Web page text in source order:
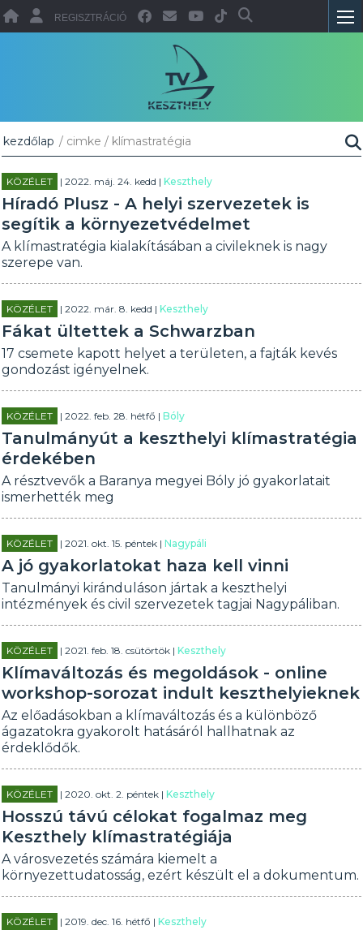
REGISZTRÁCIÓ
kezdőlap / cimke / klímastratégia
KÖZÉLET | 2022. máj. 24. kedd |Keszthely
Híradó Plusz - A helyi szervezetek is
segítik a környezetvédelmet
A klímastratégia kialakításában a civileknek is nagy
szerepe van.
KÖZÉLET | 2022. már. 8. kedd |Keszthely
Fákat ültettek a Schwarzban
17 csemete kapott helyet a területen, a fajták kevés
gondozást igényelnek.
KÖZÉLET | 2022. feb. 28. hétfő |Bóly
Tanulmányút a keszthelyi klímastratégia
érdekében
A résztvevők a Baranya megyei Bóly jó gyakorlatait
ismerhették meg
KÖZÉLET | 2021. okt. 15. péntek |Nagypáli
A jó gyakorlatokat haza kell vinni
Tanulmányi kiránduláson jártak a keszthelyi
intézmények és civil szervezetek tagjai Nagypáliban.
KÖZÉLET | 2021. feb. 18. csütörtök |Keszthely
Klímaváltozás és megoldások - online
workshop-sorozat indult keszthelyieknek
Az előadásokban a klímaváltozás és a különböző
ágazatokra gyakorolt hatásáról hallhatnak az
érdeklődők.
KÖZÉLET | 2020. okt. 2. péntek |Keszthely
Hosszú távú célokat fogalmaz meg
Keszthely klímastratégiája
A városvezetés számára kiemelt a
környezettudatosság, ezért készült el a dokumentum.
KÖZÉLET | 2019. dec. 16. hétfő |Keszthely